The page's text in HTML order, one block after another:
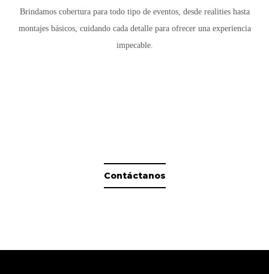
Brindamos cobertura para todo tipo de eventos, desde realities hasta
montajes básicos, cuidando cada detalle para ofrecer una experiencia
impecable.
Contáctanos